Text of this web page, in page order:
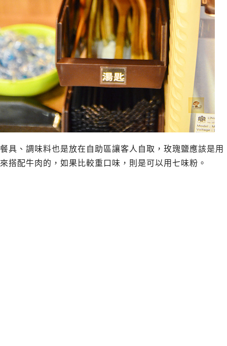
餐具、調味料也是放在自助區讓客人自取，玫瑰鹽應該是用
來搭配牛肉的，如果比較重口味，則是可以用七味粉。